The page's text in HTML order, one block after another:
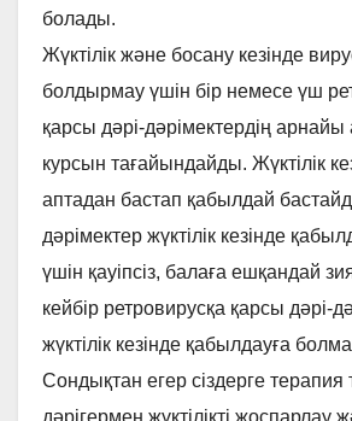
болады.
Жүктілік және босану кезінде
болдырмау үшін бір немесе үш
қарсы дәрі-дәрімектердің
курсын тағайындайды. Жүктілік
аптадан бастап қабылдай
дәрімектер жүктілік кезінде
үшін қауіпсіз, балаға ешқандай
кейбір ретровирусқа қарсы дәрі-
жүктілік кезінде қабылдауға
Сондықтан егер сіздерге
дәрігермен жүктілікті жоспарлау